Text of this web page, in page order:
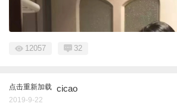
12057 32
点击重新加载 cicao
2019-9-22